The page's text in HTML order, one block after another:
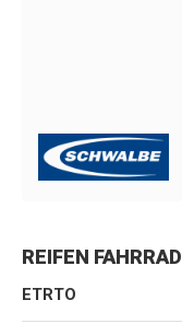
REIFEN FAHRRAD
ETRTO